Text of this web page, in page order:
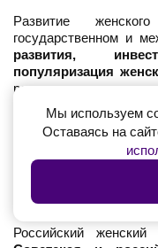
Развитие
государственном и
развития,
популяризация
росту популярности
девушек.
Женские хоккейные
NWHL в Северной
предоставляют
на
будущего женского
Российский
Мы используем
Оставаясь на